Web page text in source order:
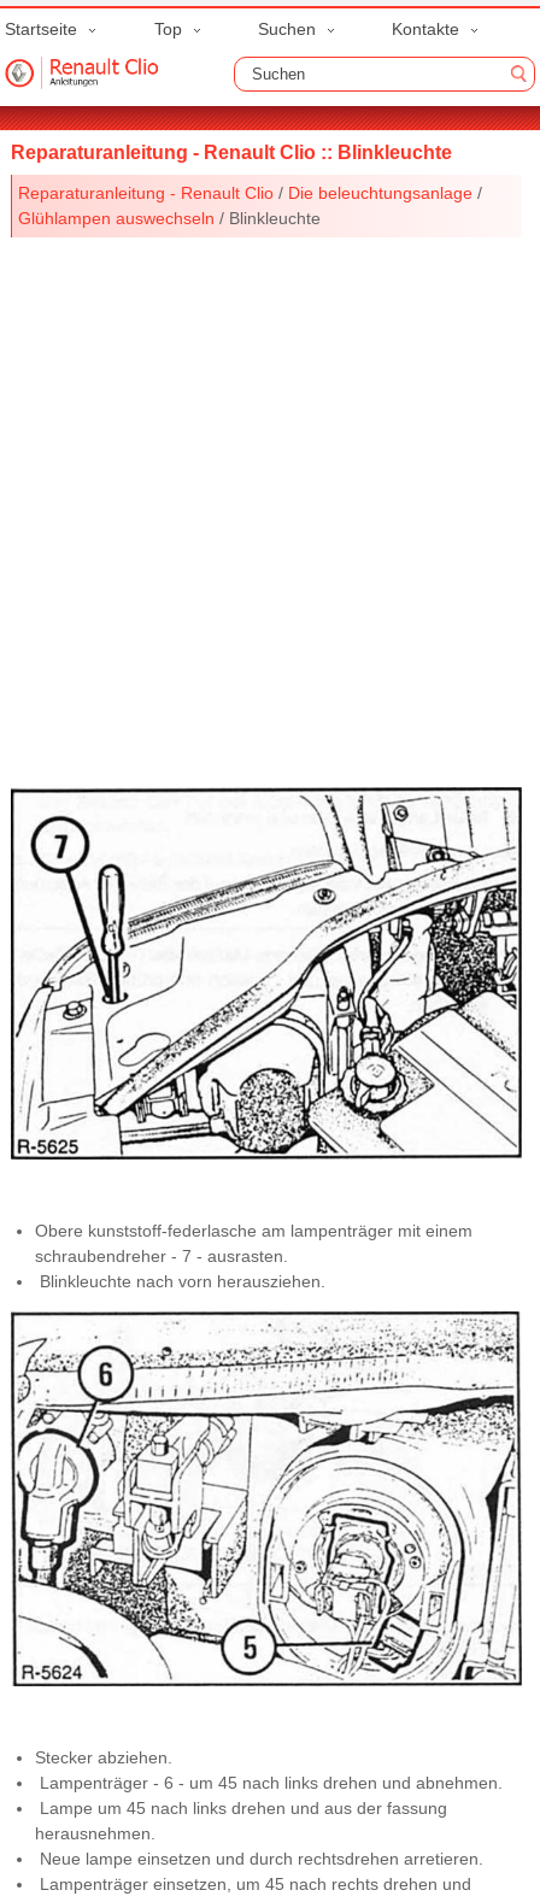
Startseite Top Suchen Kontakte
Reparaturanleitung - Renault Clio :: Blinkleuchte
Reparaturanleitung - Renault Clio / Die beleuchtungsanlage /
Glühlampen auswechseln / Blinkleuchte
Obere kunststoff-federlasche am lampenträger mit einem
schraubendreher - 7 - ausrasten.
Blinkleuchte nach vorn herausziehen.
Stecker abziehen.
Lampenträger - 6 - um 45 nach links drehen und abnehmen.
Lampe um 45 nach links drehen und aus der fassung
herausnehmen.
Neue lampe einsetzen und durch rechtsdrehen arretieren.
Lampenträger einsetzen, um 45 nach rechts drehen und